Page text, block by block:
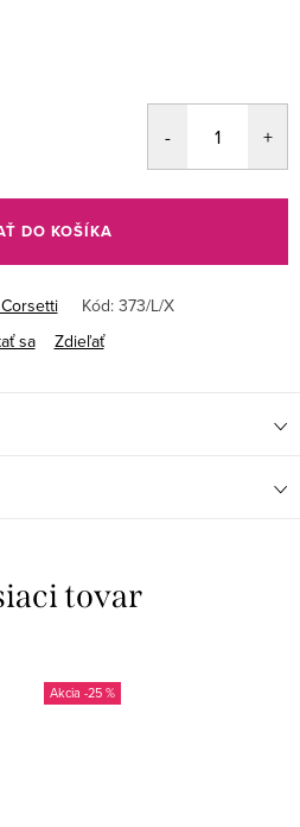
DO KOŠÍKA
Kód: 373/L/X
sa
Zdieľať
tovar
-25 %